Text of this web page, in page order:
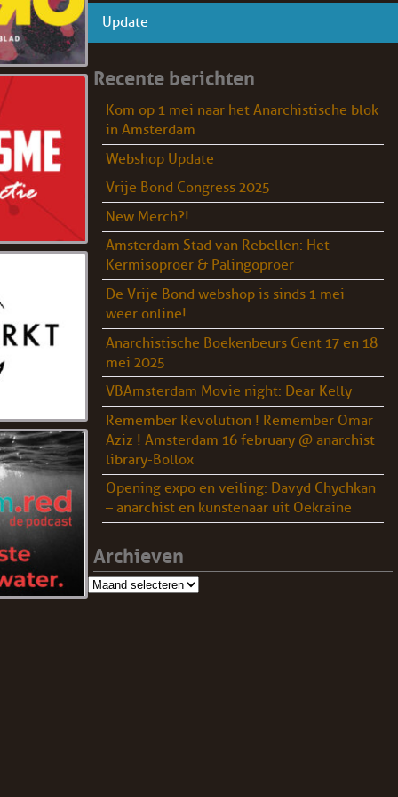
Update
Recente berichten
Kom op 1 mei naar het Anarchistische blok
in Amsterdam
Webshop Update
Vrije Bond Congress 2025
New Merch?!
Amsterdam Stad van Rebellen: Het
Kermisoproer & Palingoproer
De Vrije Bond webshop is sinds 1 mei
weer online!
Anarchistische Boekenbeurs Gent 17 en 18
mei 2025
VBAmsterdam Movie night: Dear Kelly
Remember Revolution ! Remember Omar
Aziz ! Amsterdam 16 february @ anarchist
library-Bollox
Opening expo en veiling: Davyd Chychkan
– anarchist en kunstenaar uit Oekraine
Archieven
Archieven